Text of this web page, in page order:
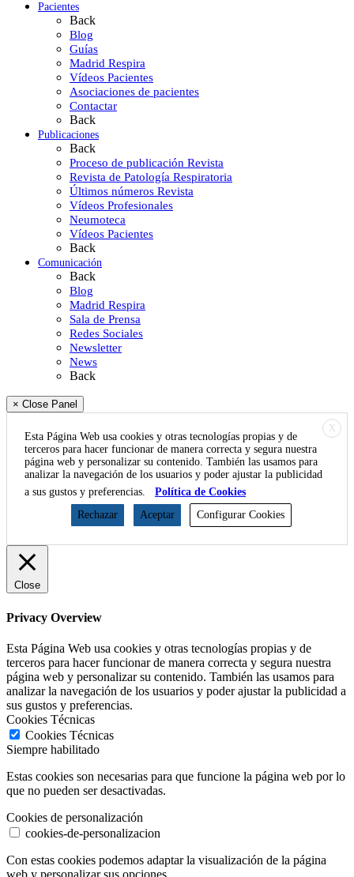
Pacientes
Back
Blog
Guías
Madrid Respira
Vídeos Pacientes
Asociaciones de pacientes
Contactar
Back
Publicaciones
Back
Proceso de publicación Revista
Revista de Patología Respiratoria
Últimos números Revista
Vídeos Profesionales
Neumoteca
Vídeos Pacientes
Back
Comunicación
Back
Blog
Madrid Respira
Sala de Prensa
Redes Sociales
Newsletter
News
Back
× Close Panel
X
Esta Página Web usa cookies y otras tecnologías propias y de
terceros para hacer funcionar de manera correcta y segura nuestra
página web y personalizar su contenido. También las usamos para
analizar la navegación de los usuarios y poder ajustar la publicidad
a sus gustos y preferencias.
Política de Cookies
Rechazar
Aceptar Configurar Cookies
Close
Privacy Overview
Esta Página Web usa cookies y otras tecnologías propias y de
terceros para hacer funcionar de manera correcta y segura nuestra
página web y personalizar su contenido. También las usamos para
analizar la navegación de los usuarios y poder ajustar la publicidad a
sus gustos y preferencias.
Cookies Técnicas
Cookies Técnicas
Siempre habilitado
Estas cookies son necesarias para que funcione la página web por lo
que no pueden ser desactivadas.
Cookies de personalización
cookies-de-personalizacion
Con estas cookies podemos adaptar la visualización de la página
web y personalizar sus opciones.